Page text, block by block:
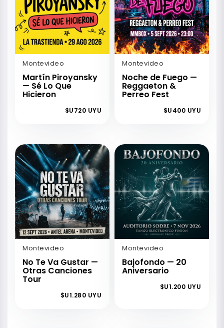
Montevideo
Martín Piroyansky
— Sé Lo Que
Hicieron
$U720 UYU
Montevideo
Noche de Fuego —
Reggaeton &
Perreo Fest
$U400 UYU
Montevideo
No Te Va Gustar —
Otras Canciones
Tour
$U1.280 UYU
Montevideo
Bajofondo — 20
Aniversario
$U1.200 UYU